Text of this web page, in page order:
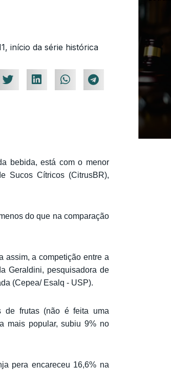
início da série histórica
bebida, está com o menor
Sucos Cítricos (CitrusBR),
do que na comparação
assim, a competição entre a
Geraldini, pesquisadora de
(Cepea/ Esalq - USP).
de frutas (não é feita uma
mais popular, subiu 9% no
pera encareceu 16,6% na